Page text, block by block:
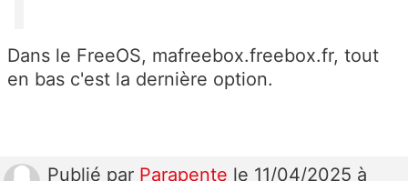
Dans le FreeOS, mafreebox.freebox.fr, tout
en bas c'est la dernière option.
Publié par Parapente le 11/04/2025 à